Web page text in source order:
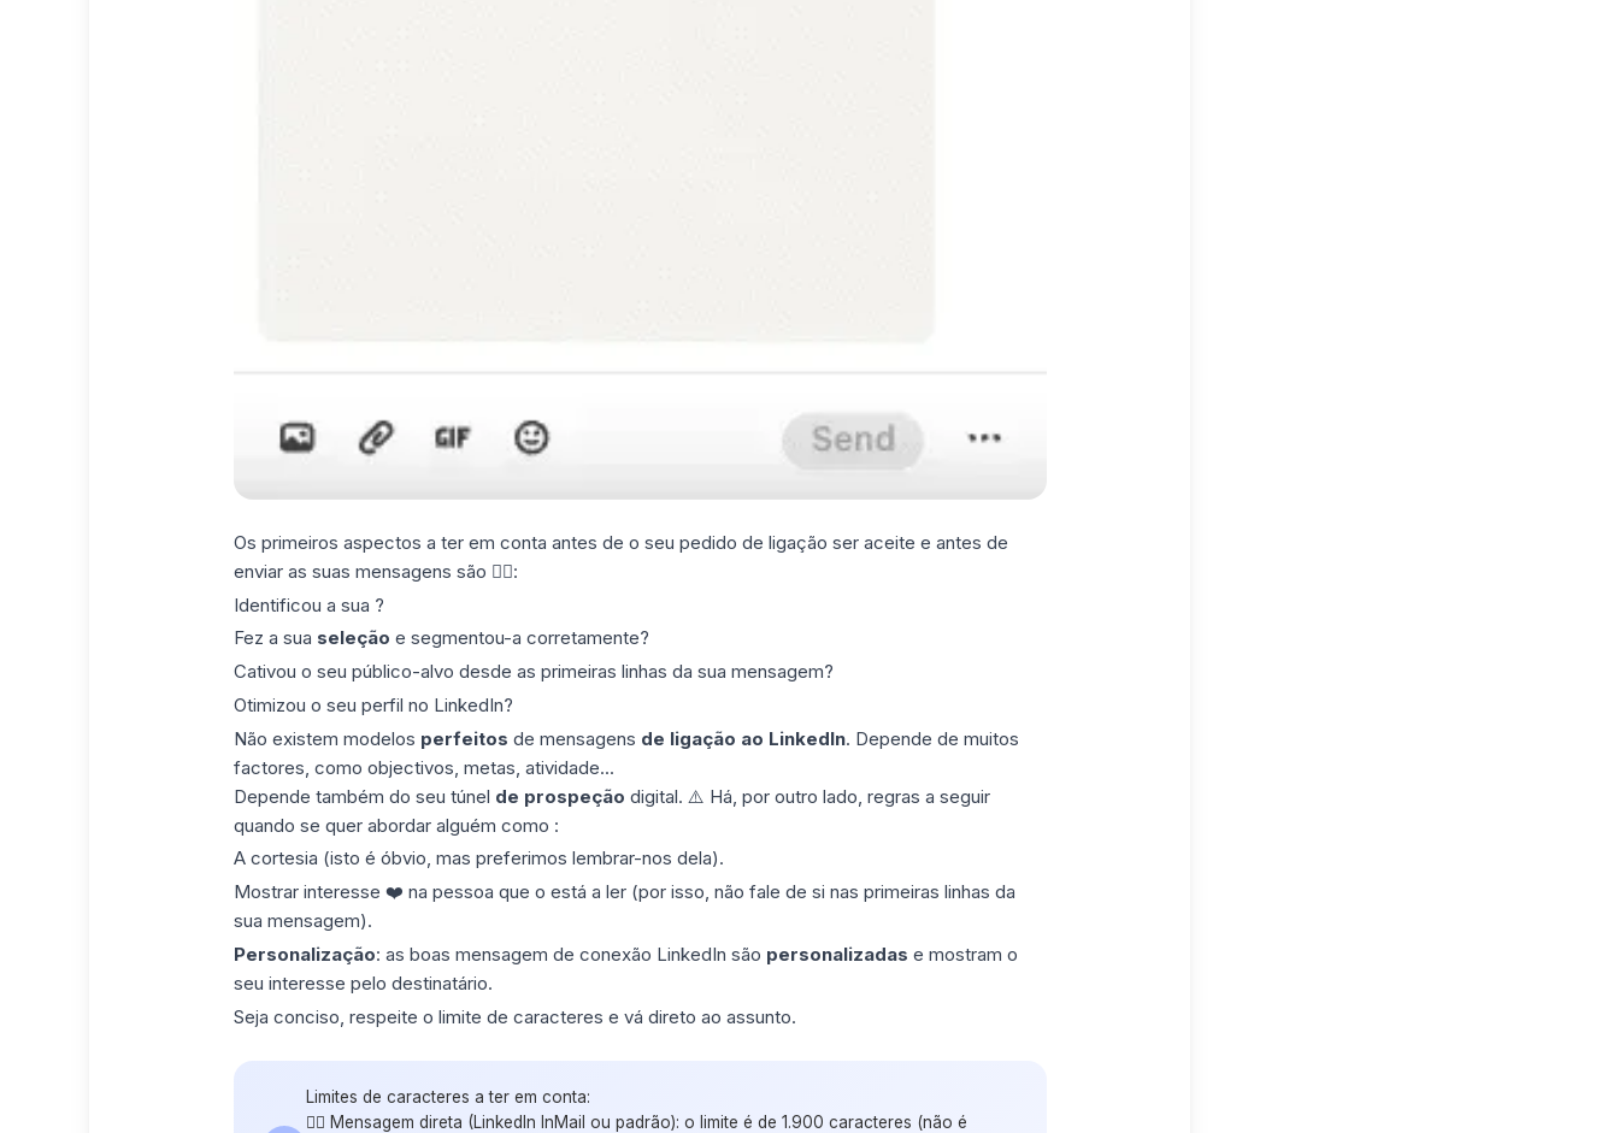
Os primeiros aspectos a ter em conta antes de o seu pedido de ligação ser aceite e antes de
enviar as suas mensagens são 👇🏼:
Identificou a sua ?
Fez a sua seleção e segmentou-a corretamente?
Cativou o seu público-alvo desde as primeiras linhas da sua mensagem?
Otimizou o seu perfil no LinkedIn?
Não existem modelos perfeitos de mensagens de ligação ao LinkedIn. Depende de muitos
factores, como objectivos, metas, atividade...
Depende também do seu túnel de prospeção digital. ⚠️ Há, por outro lado, regras a seguir
quando se quer abordar alguém como :
A cortesia (isto é óbvio, mas preferimos lembrar-nos dela).
Mostrar interesse ❤️ na pessoa que o está a ler (por isso, não fale de si nas primeiras linhas da
sua mensagem).
Personalização: as boas mensagem de conexão LinkedIn​ são personalizadas e mostram o
seu interesse pelo destinatário.
Seja conciso, respeite o limite de caracteres e vá direto ao assunto.
Limites de caracteres a ter em conta:
👉🏼 Mensagem direta (LinkedIn InMail ou padrão): o limite é de 1.900 caracteres (não é